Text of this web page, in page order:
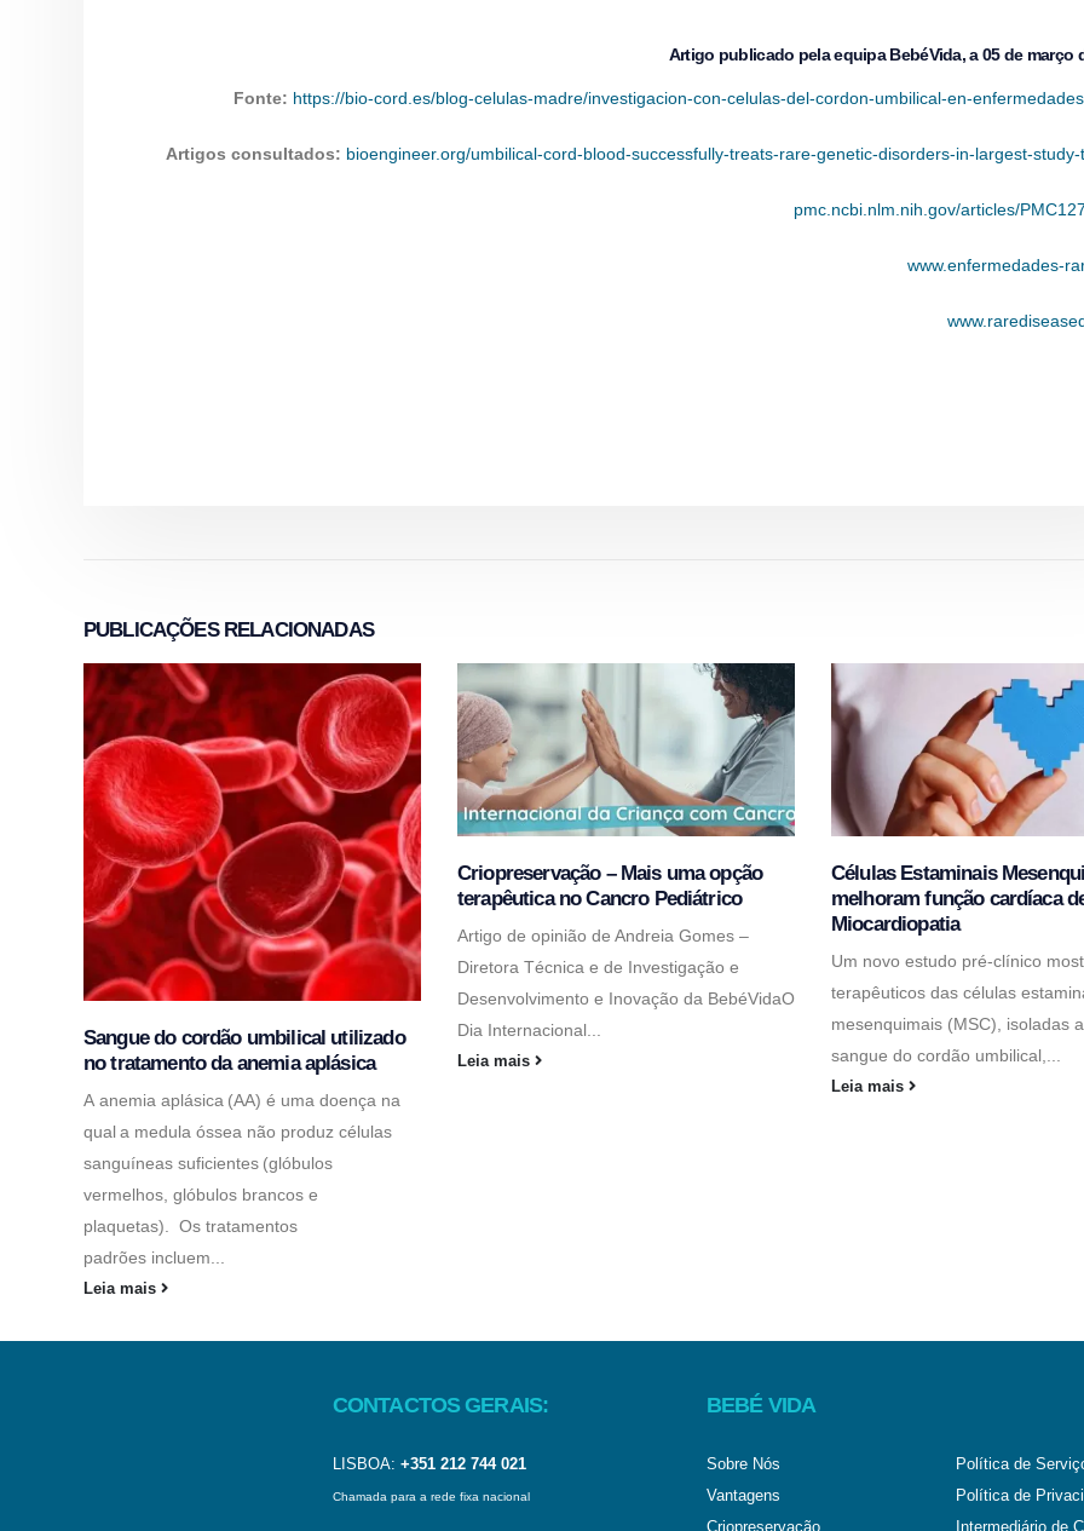
Artigo publicado pela equipa BebéVida, a 05 de março
Fonte: https://bio-cord.es/blog-celulas-madre/investigacion-con-celulas-del-cordon-umbilical-en-
Artigos consultados: bioengineer.org/umbilical-cord-blood-successfully-treats-rare-genetic-disorders-in-largest-
pmc.ncbi.nlm.nih.gov/articles/
www.enfermedades-
PUBLICAÇÕESRELACIONADAS
Sangue do cordão umbilical utilizado
no tratamento da anemia aplásica
A anemia aplásica (AA) é uma doença na
qual a medula óssea não produz células
sanguíneas suficientes (glóbulos
vermelhos, glóbulos brancos e
plaquetas). Os tratamentos
padrões incluem...
Leia mais
Criopreservação – Mais uma opção
terapêutica no Cancro Pediátrico
Artigo de opinião de Andreia Gomes –
Diretora Técnica e de Investigação e
Desenvolvimento e Inovação da BebéVidaO
Dia Internacional...
Leia mais
Células Estaminais
melhoram função cardíaca
Miocardiopatia
Um novo estudo pré-clínico
terapêuticos das células
mesenquimais (MSC), isoladas
sangue do cordão umbilical,...
Leia mais
CONTACTOS GERAIS:
LISBOA: +351 212 744 021
Chamada para a rede fixa nacional
BEBÉ VIDA
Sobre Nós
Vantagens
Criopreservação
Política de
Política de
Intermediário de